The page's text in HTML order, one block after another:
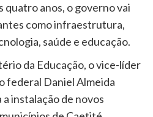
quatro anos, o governo vai
como infraestrutura,
saúde e educação.
da Educação, o vice-líder
federal Daniel Almeida
instalação de novos